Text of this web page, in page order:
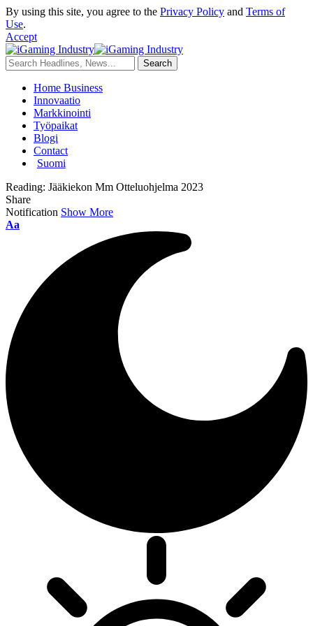
By using this site, you agree to the Privacy Policy and Terms of
Use.
Accept
Home Business
Innovaatio
Markkinointi
Työpaikat
Blogi
Contact
Suomi
Reading: Jääkiekon Mm Otteluohjelma 2023
Share
Notification Show More
Aa